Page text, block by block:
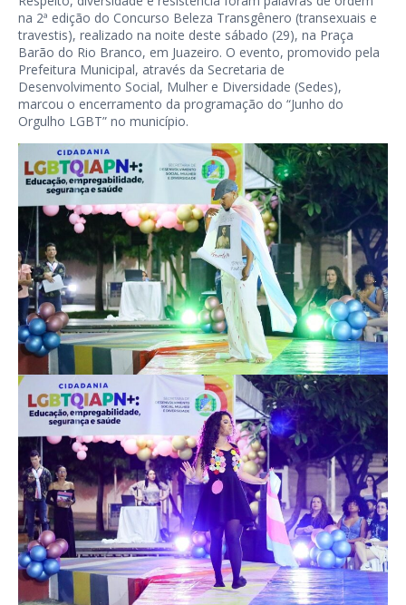
na 2ª edição do Concurso Beleza Transgênero (transexuais e
travestis), realizado na noite deste sábado (29), na Praça
Barão do Rio Branco, em Juazeiro. O evento, promovido pela
Prefeitura Municipal, através da Secretaria de
Desenvolvimento Social, Mulher e Diversidade (Sedes),
marcou o encerramento da programação do “Junho do
Orgulho LGBT” no município.